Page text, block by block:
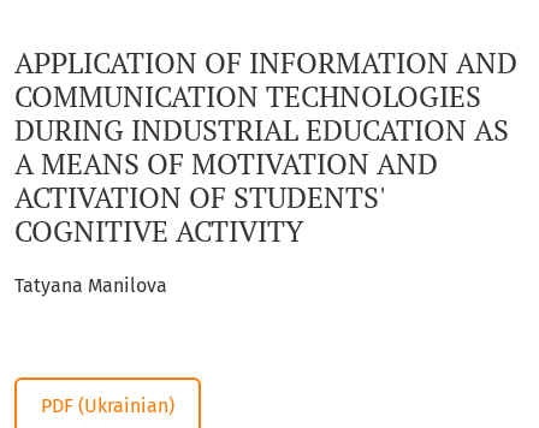
APPLICATION OF INFORMATION AND
COMMUNICATION TECHNOLOGIES
DURING INDUSTRIAL EDUCATION AS
A MEANS OF MOTIVATION AND
ACTIVATION OF STUDENTS'
COGNITIVE ACTIVITY
Tatyana Manilova
PDF (Ukrainian)